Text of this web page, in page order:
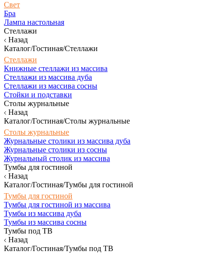
Свет
Бра
Лампа настольная
Стеллажи
Назад
Каталог/Гостиная/Стеллажи
Стеллажи
Книжные стеллажи из массива
Стеллажи из массива дуба
Стеллажи из массива сосны
Стойки и подставки
Столы журнальные
Назад
Каталог/Гостиная/Столы журнальные
Столы журнальные
Журнальные столики из массива дуба
Журнальные столики из сосны
Журнальный столик из массива
Тумбы для гостиной
Назад
Каталог/Гостиная/Тумбы для гостиной
Тумбы для гостиной
Тумбы для гостиной из массива
Тумбы из массива дуба
Тумбы из массива сосны
Тумбы под ТВ
Назад
Каталог/Гостиная/Тумбы под ТВ